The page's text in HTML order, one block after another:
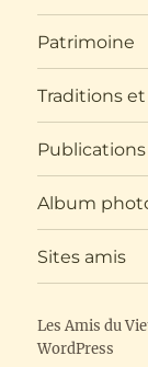
Patrimoine
Traditions
Publications
Album
Sites amis
Les Amis du
WordPress